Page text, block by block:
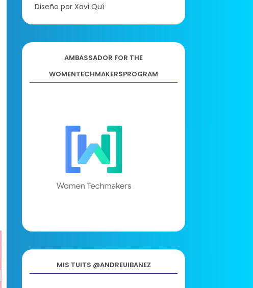
Diseño por Xavi Quí
AMBASSADOR FOR THE
WOMENTECHMAKERSPROGRAM
MIS TUITS @ANDREUIBANEZ